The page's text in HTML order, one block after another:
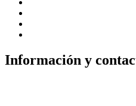
Información y